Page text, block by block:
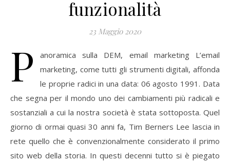
funzionalità
23 Maggio 2020
P
anoramica sulla DEM, email marketing L’email
marketing, come tutti gli strumenti digitali, affonda
le proprie radici in una data: 06 agosto 1991. Data
che segna per il mondo uno dei cambiamenti più radicali e
sostanziali a cui la nostra società è stata sottoposta. Quel
giorno di ormai quasi 30 anni fa, Tim Berners Lee lascia in
rete quello che è convenzionalmente considerato il primo
sito web della storia. In questi decenni tutto si è piegato